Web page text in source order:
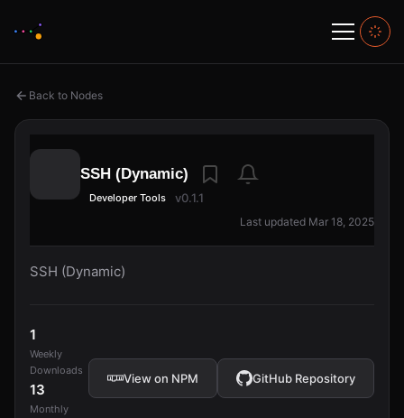
Back to Nodes
SSH (Dynamic)
Developer Tools v0.1.1
Last updated Mar 18, 2025
SSH (Dynamic)
1
Weekly
Downloads
13
Monthly
View on NPM GitHub Repository